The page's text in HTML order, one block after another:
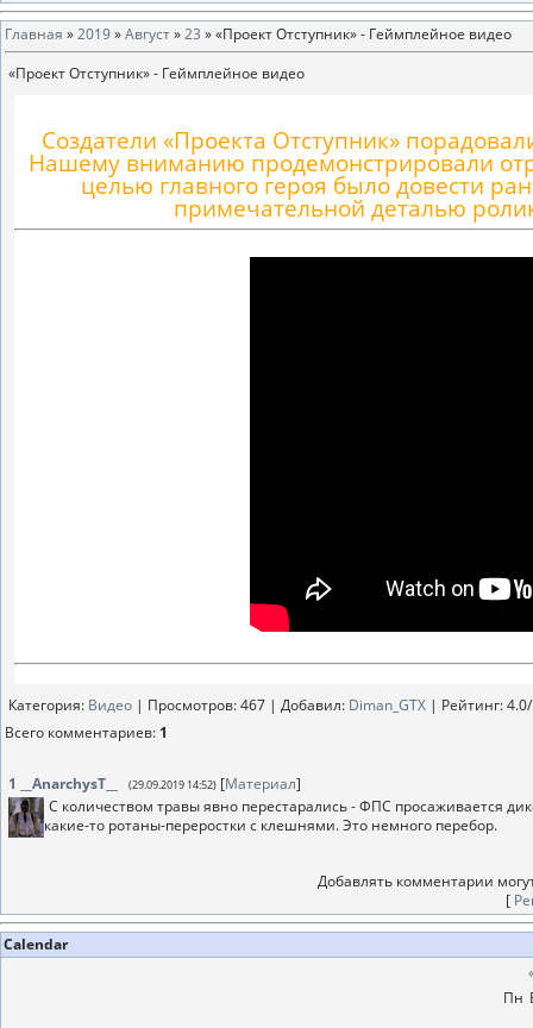
Главная »2019»Август»23 » «Проект Отступник» - Геймплейное видео
«Проект Отступник» - Геймплейное видео
Создатели «Проекта Отступник»
Нашему вниманию продемонстрировали
целью главного героя было довести
примечательной деталью
Категория: Видео | Просмотров: 467 | Добавил: Diman_GTX | Рейтинг:4.0/
Всего комментариев: 1
1 __AnarchysT__ (29.09.2019 14:52) [Материал]
С количеством травы явно перестарались - ФПС просаживается
какие-то ротаны-переростки с клешнями. Это немного перебор.
Добавлять комментарии
[
Calendar
Пн